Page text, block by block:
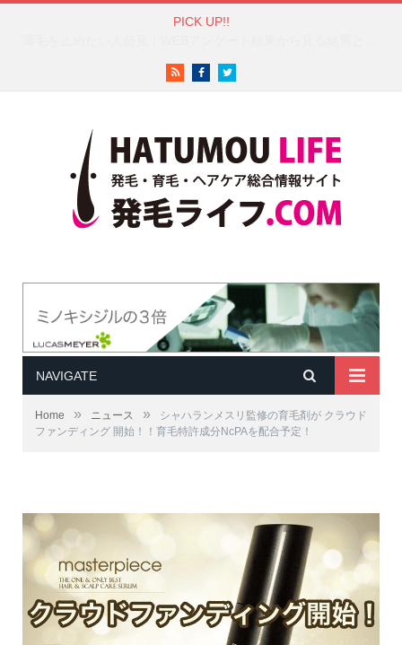
PICK UP!!
RSS FacebookTwitter
NAVIGATE
Home » ニュース »
シャハランメスリ監修の育毛剤が クラウド
ファンディング 開始！！育毛特許成分NcPAを配合予定！